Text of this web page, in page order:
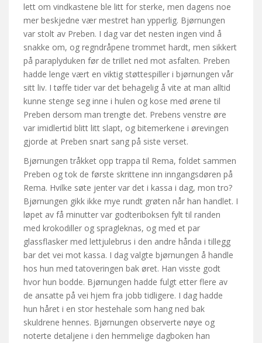
lett om vindkastene ble litt for sterke, men dagens noe
mer beskjedne vær mestret han ypperlig. Bjørnungen
var stolt av Preben. I dag var det nesten ingen vind å
snakke om, og regndråpene trommet hardt, men sikkert
på paraplyduken før de trillet ned mot asfalten. Preben
hadde lenge vært en viktig støttespiller i bjørnungen vår
sitt liv. I tøffe tider var det behagelig å vite at man alltid
kunne stenge seg inne i hulen og kose med ørene til
Preben dersom man trengte det. Prebens venstre øre
var imidlertid blitt litt slapt, og bitemerkene i ørevingen
gjorde at Preben snart sang på siste verset.
Bjørnungen tråkket opp trappa til Rema, foldet sammen
Preben og tok de første skrittene inn inngangsdøren på
Rema. Hvilke søte jenter var det i kassa i dag, mon tro?
Bjørnungen gikk ikke mye rundt grøten når han handlet. I
løpet av få minutter var godteriboksen fylt til randen
med krokodiller og spragleknas, og med et par
glassflasker med lettjulebrus i den andre hånda i tillegg
bar det vei mot kassa. I dag valgte bjørnungen å handle
hos hun med tatoveringen bak øret. Han visste godt
hvor hun bodde. Bjørnungen hadde fulgt etter flere av
de ansatte på vei hjem fra jobb tidligere. I dag hadde
hun håret i en stor hestehale som hang ned bak
skuldrene hennes. Bjørnungen observerte nøye og
noterte detaljene i den hemmelige dagboken han